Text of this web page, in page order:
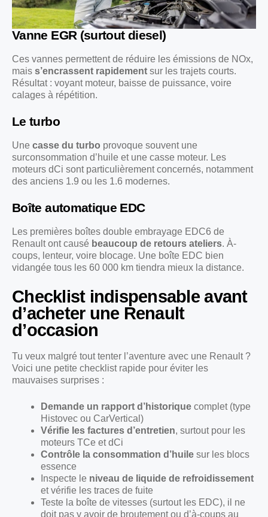
Vanne EGR (surtout diesel)
Ces vannes permettent de réduire les émissions de NOx,
mais s’encrassent rapidement sur les trajets courts.
Résultat : voyant moteur, baisse de puissance, voire
calages à répétition.
Le turbo
Une casse du turbo provoque souvent une
surconsommation d’huile et une casse moteur. Les
moteurs dCi sont particulièrement concernés, notamment
des anciens 1.9 ou les 1.6 modernes.
Boîte automatique EDC
Les premières boîtes double embrayage EDC6 de
Renault ont causé beaucoup de retours ateliers. À-
coups, lenteur, voire blocage. Une boîte EDC bien
vidangée tous les 60 000 km tiendra mieux la distance.
Checklist indispensable avant
d’acheter une Renault
d’occasion
Tu veux malgré tout tenter l’aventure avec une Renault ?
Voici une petite checklist rapide pour éviter les
mauvaises surprises :
Demande un rapport d’historique complet (type
Histovec ou CarVertical)
Vérifie les factures d’entretien, surtout pour les
moteurs TCe et dCi
Contrôle la consommation d’huile sur les blocs
essence
Inspecte le niveau de liquide de refroidissement
et vérifie les traces de fuite
Teste la boîte de vitesses (surtout les EDC), il ne
doit pas y avoir de broutement ou d’à-coups au